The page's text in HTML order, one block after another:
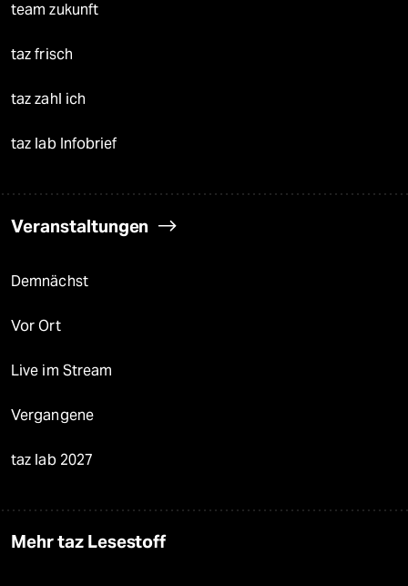
team zukunft
taz frisch
taz zahl ich
taz lab Infobrief
Veranstaltungen
Demnächst
Vor Ort
Live im Stream
Vergangene
taz lab 2027
Mehr taz Lesestoff